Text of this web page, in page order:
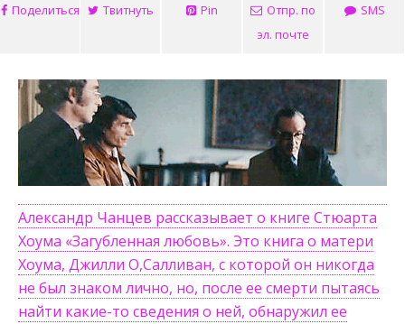
Поделиться Твитнуть Pin
Отпр. по
эл. почте
SMS
Александр Чанцев рассказывает о книге Стюарта
Хоума «Загубленная любовь». Это книга о матери
Хоума, Джилли О,Салливан, с которой он никогда
не был знаком лично, но, после ее смерти пытаясь
найти какие-то сведения о ней, обнаружил ее